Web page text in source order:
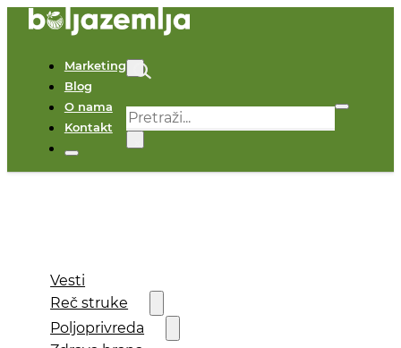
Marketing
Blog
O nama
Kontakt
Pretraga
Vesti
Reč struke
Poljoprivreda